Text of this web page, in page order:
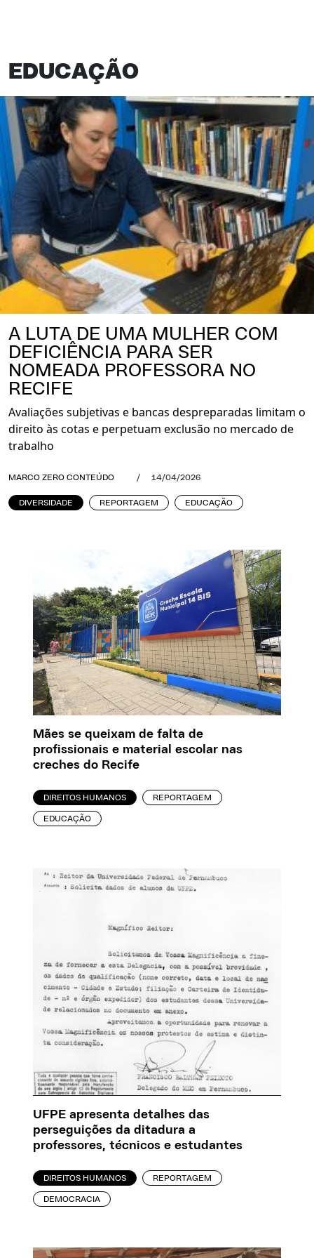
EDUCAÇÃO
A LUTA DE UMA MULHER COM
DEFICIÊNCIA PARA SER
NOMEADA PROFESSORA NO
RECIFE
Avaliações subjetivas e bancas despreparadas limitam o
direito às cotas e perpetuam exclusão no mercado de
trabalho
MARCO ZERO CONTEÚDO / 14/04/2026
DIVERSIDADE REPORTAGEM EDUCAÇÃO
Mães se queixam de falta de
profissionais e material escolar nas
creches do Recife
DIREITOS HUMANOS REPORTAGEM
EDUCAÇÃO
UFPE apresenta detalhes das
perseguições da ditadura a
professores, técnicos e estudantes
DIREITOS HUMANOS REPORTAGEM
DEMOCRACIA